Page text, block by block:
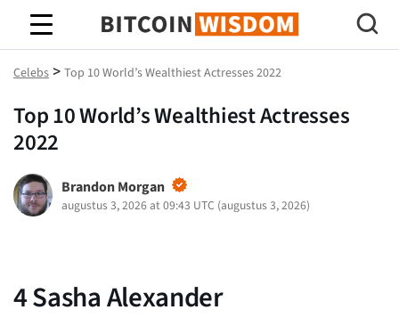
Bitcoin-wijsheid
Celebs > Top 10 World’s Wealthiest Actresses 2022
Top 10 World’s Wealthiest Actresses
2022
Brandon Morgan
augustus 3, 2026 at 09:43 UTC (augustus 3, 2026)
4Sasha Alexander